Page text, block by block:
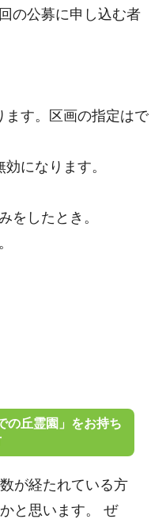
の公募に申し込む者
ます。区画の指定はで
になります。
をしたとき。
の丘霊園」をお持ち
が経たれている方
と思います。 ぜ